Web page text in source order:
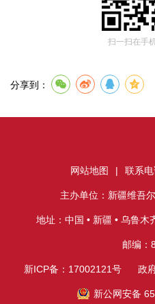
扫一扫在手
分享到：
网站地图 | 联系
主办单位：新疆维吾
地址：中国 • 新疆 • 乌鲁
邮编：
新ICP备：17002121号 政
新公网安备